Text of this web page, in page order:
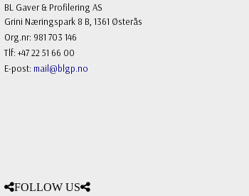
BL Gaver & Profilering AS
Grini Næringspark 8 B, 1361 Østerås
Org.nr: 981 703 146
Tlf: +47 22 51 66 00
E-post: mail@blgp.no
FOLLOW US